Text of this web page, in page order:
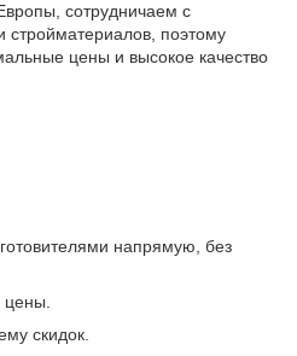
сотрудничаем с
поэтому
цены и высокое качество
напрямую, без
скидок.